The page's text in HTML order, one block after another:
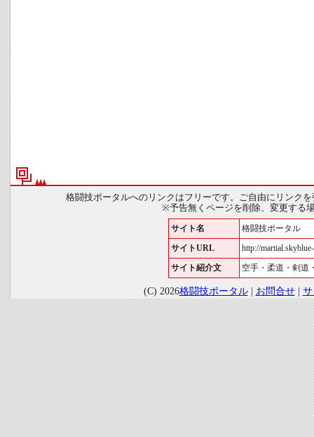
格闘技ポータルへのリンクはフリーです。ご自由にリンク
※予告無くページを削除、変更する
サイト名 格闘技ポータル
サイトURL http://
サイト紹介文 空手・柔道・剣道
(C) 2026格闘技ポータル| お問合せ|